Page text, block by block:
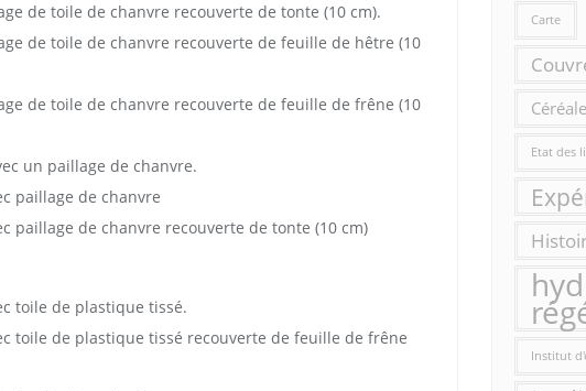
de toile de chanvre recouverte de tonte (10 cm).
de toile de chanvre recouverte de feuille de hêtre (10
de toile de chanvre recouverte de feuille de frêne (10
un paillage de chanvre.
paillage de chanvre
paillage de chanvre recouverte de tonte (10 cm)
toile de plastique tissé.
toile de plastique tissé recouverte de feuille de frêne
Carte
Etat des
Institut